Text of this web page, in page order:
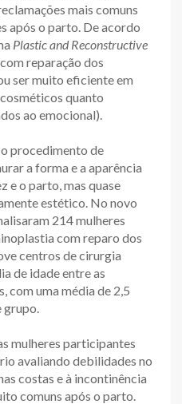
mais comuns
após o parto. De acordo
Plastic and Reconstructive
reparação dos
ser muito eficiente em
quanto
ao emocional).
procedimento de
a forma e a aparência
e o parto, mas quase
estético. No novo
214 mulheres
com reparo dos
centros de cirurgia
de idade entre as
com uma média de 2,5
mulheres participantes
avaliando debilidades no
costas e à incontinência
comuns após o parto.